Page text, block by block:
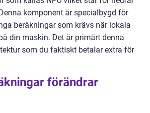
komponent är specialbygd för
beräkningar som krävs när lokala
din maskin. Det är primärt denna
som du faktiskt betalar extra för
förändrar